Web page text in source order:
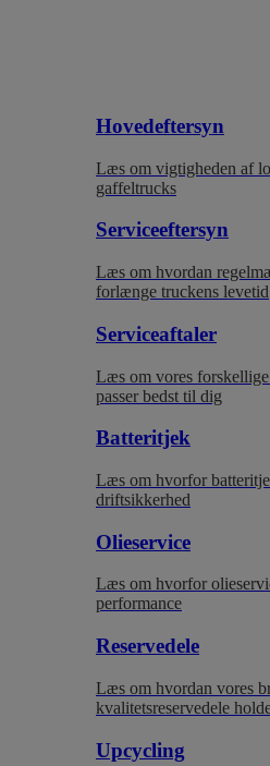
Hovedeftersyn
Læs om vigtigheden af
gaffeltrucks
Serviceeftersyn
Læs om hvordan
forlænge truckens levetid
Serviceaftaler
Læs om vores
passer bedst til dig
Batteritjek
Læs om hvorfor
driftsikkerhed
Olieservice
Læs om hvorfor
performance
Reservedele
Læs om hvordan vores
kvalitetsreservedele
Upcycling